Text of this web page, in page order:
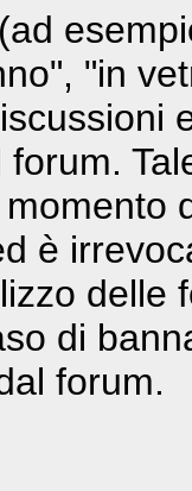
"in
è
delle
di
forum.